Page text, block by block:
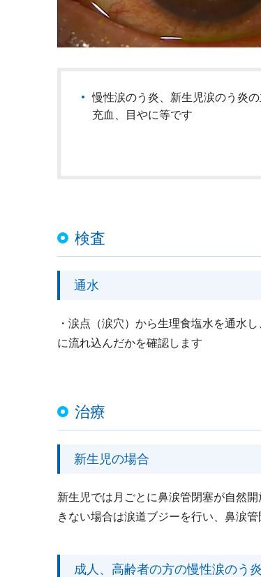
慢性涙のう炎、新生児涙のう炎の
充血、目やに等です
検査
通水
・涙点（涙穴）から生理食塩水を通水
に流れ込んだかを確認します
治療
新生児の場合
新生児では月ごとに鼻涙管閉塞が自然
きない場合は涙道ブジーを行い、鼻涙管
成人、高齢者の方の慢性涙のう